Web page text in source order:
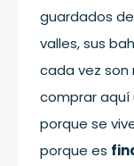
guardados
valles, sus
cada vez son
comprar aquí
porque se
porque es